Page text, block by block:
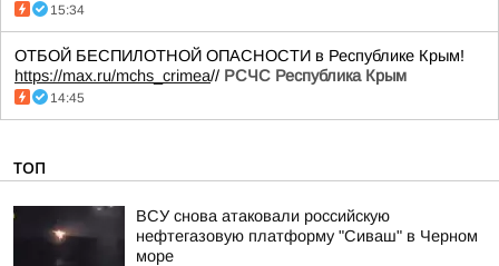
15:34
ОТБОЙ БЕСПИЛОТНОЙ ОПАСНОСТИ в Республике Крым!
https://max.ru/mchs_crimea// РСЧС Республика Крым
14:45
ТОП
ВСУ снова атаковали российскую
нефтегазовую платформу "Сиваш" в Черном
море